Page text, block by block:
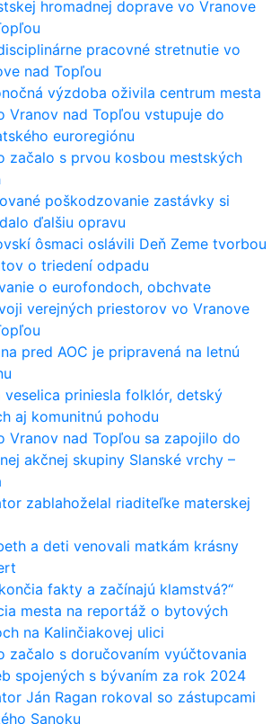
hromadnej doprave vo Vranove
pracovné stretnutie vo
nad Topľou
výzdoba oživila centrum mesta
Vranov nad Topľou vstupuje do
euroregiónu
začalo s prvou kosbou mestských
poškodzovanie zastávky si
ďalšiu opravu
ôsmaci oslávili Deň Zeme tvorbou
o triedení odpadu
o eurofondoch, obchvate
verejných priestorov vo Vranove
pred AOC je pripravená na letnú
veselica priniesla folklór, detský
aj komunitnú pohodu
Vranov nad Topľou sa zapojilo do
akčnej skupiny Slanské vrchy –
zablahoželal riaditeľke materskej
a deti venovali matkám krásny
fakty a začínajú klamstvá?“
mesta na reportáž o bytových
na Kalinčiakovej ulici
začalo s doručovaním vyúčtovania
spojených s bývaním za rok 2024
Ján Ragan rokoval so zástupcami
Sanoku